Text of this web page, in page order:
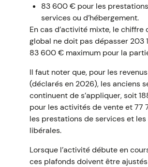
83 600 € pour les
services ou d’hébergement.
En cas d’activité mixte, le chiffre
global ne doit pas dépasser 203
83 600 € maximum pour la
Il faut noter que, pour les
(déclarés en 2026), les anciens
continuent de s’appliquer, soit
pour les activités de vente et 77
les prestations de services et
libérales.
Lorsque l’activité débute en
ces plafonds doivent être